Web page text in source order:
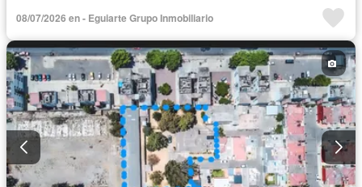
08/07/2026 en - Eguiarte Grupo Inmobiliario